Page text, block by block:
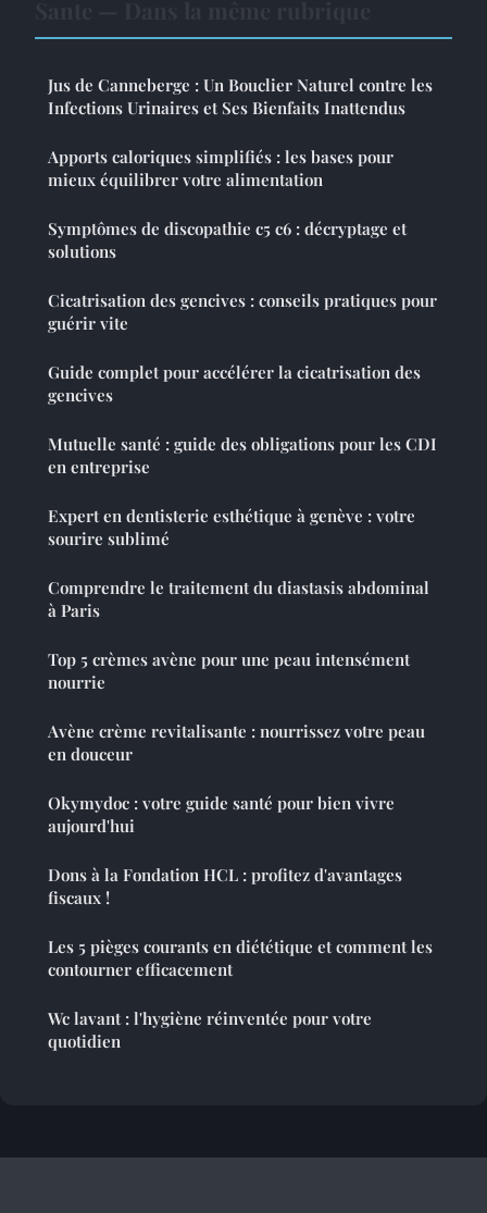
Jus de Canneberge : Un Bouclier Naturel contre les
Infections Urinaires et Ses Bienfaits Inattendus
Apports caloriques simplifiés : les bases pour
mieux équilibrer votre alimentation
Symptômes de discopathie c5 c6 : décryptage et
solutions
Cicatrisation des gencives : conseils pratiques pour
guérir vite
Guide complet pour accélérer la cicatrisation des
gencives
Mutuelle santé : guide des obligations pour les CDI
en entreprise
Expert en dentisterie esthétique à genève : votre
sourire sublimé
Comprendre le traitement du diastasis abdominal
à Paris
Top 5 crèmes avène pour une peau intensément
nourrie
Avène crème revitalisante : nourrissez votre peau
en douceur
Okymydoc : votre guide santé pour bien vivre
aujourd'hui
Dons à la Fondation HCL : profitez d'avantages
fiscaux !
Les 5 pièges courants en diététique et comment les
contourner efficacement
Wc lavant : l'hygiène réinventée pour votre
quotidien